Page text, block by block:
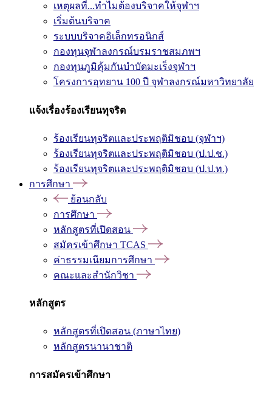
เหตุผลที่...ทำไมต้องบริจาคให้จุฬาฯ
เริ่มต้นบริจาค
ระบบบริจาคอิเล็กทรอนิกส์
กองทุนจุฬาลงกรณ์บรมราชสมภพฯ
กองทุนภูมิคุ้มกันบำบัดมะเร็งจุฬาฯ
โครงการอุทยาน 100 ปี จุฬาลงกรณ์มหาวิทยาลัย
แจ้งเรื่องร้องเรียนทุจริต
ร้องเรียนทุจริตและประพฤติมิชอบ (จุฬาฯ)
ร้องเรียนทุจริตและประพฤติมิชอบ (ป.ป.ช.)
ร้องเรียนทุจริตและประพฤติมิชอบ (ป.ป.ท.)
การศึกษา
ย้อนกลับ
การศึกษา
หลักสูตรที่เปิดสอน
สมัครเข้าศึกษา TCAS
ค่าธรรมเนียมการศึกษา
คณะและสำนักวิชา
หลักสูตร
หลักสูตรที่เปิดสอน (ภาษาไทย)
หลักสูตรนานาชาติ
การสมัครเข้าศึกษา